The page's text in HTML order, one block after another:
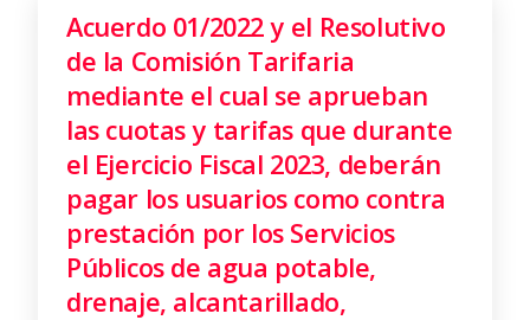
Acuerdo 01/2022 y el Resolutivo
de la Comisión Tarifaria
mediante el cual se aprueban
las cuotas y tarifas que durante
el Ejercicio Fiscal 2023, deberán
pagar los usuarios como contra
prestación por los Servicios
Públicos de agua potable,
drenaje, alcantarillado,